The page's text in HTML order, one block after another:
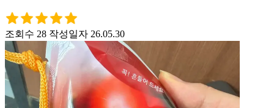
조회수 28 작성일자 26.05.30